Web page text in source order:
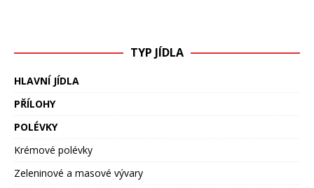
TYP JÍDLA
HLAVNÍ JÍDLA
PŘÍLOHY
POLÉVKY
Krémové polévky
Zeleninové a masové vývary